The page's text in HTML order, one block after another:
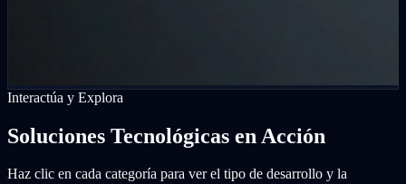
Interactúa y Explora
Soluciones Tecnológicas en Acción
Haz clic en cada categoría para ver el tipo de desarrollo y la